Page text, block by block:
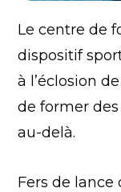
Le centre de
dispositif
à l’éclosion
de former
au-delà.
Fers de lance